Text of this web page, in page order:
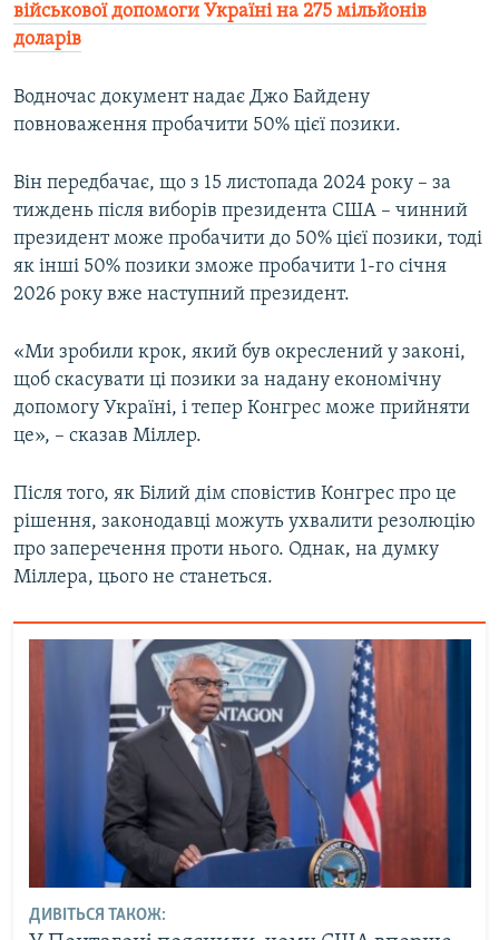
військової допомоги Україні на 275 мільйонів
доларів
Водночас документ надає Джо Байдену
повноваження пробачити 50% цієї позики.
Він передбачає, що з 15 листопада 2024 року – за
тиждень після виборів президента США – чинний
президент може пробачити до 50% цієї позики, тоді
як інші 50% позики зможе пробачити 1-го січня
2026 року вже наступний президент.
«Ми зробили крок, який був окреслений у законі,
щоб скасувати ці позики за надану економічну
допомогу Україні, і тепер Конгрес може прийняти
це», – сказав Міллер.
Після того, як Білий дім сповістив Конгрес про це
рішення, законодавці можуть ухвалити резолюцію
про заперечення проти нього. Однак, на думку
Міллера, цього не станеться.
ДИВІТЬСЯ ТАКОЖ: